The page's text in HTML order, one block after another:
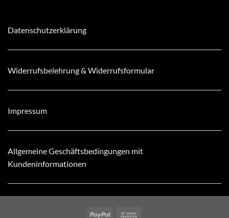
Datenschutzerklärung
Widerrufsbelehrung & Widerrufsformular
Impressum
Allgemeine Geschäftsbedingungen mit
Kundeninformationen